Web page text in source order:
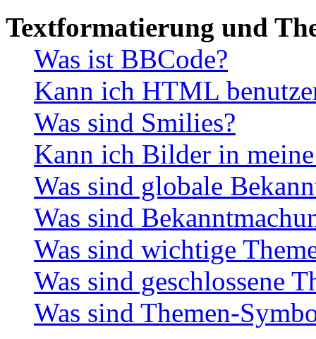
Textformatierung und
Was ist BBCode?
Kann ich HTML
Was sind Smilies?
Kann ich Bilder in
Was sind globale
Was sind
Was sind wichtige
Was sind geschlossene
Was sind Themen-